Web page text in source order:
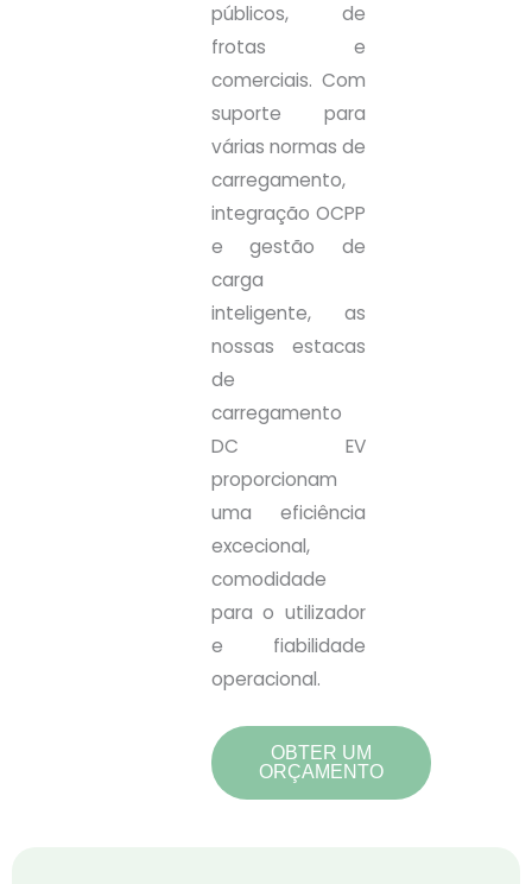
públicos, de
frotas e
comerciais. Com
suporte para
várias normas de
carregamento,
integração OCPP
e gestão de
carga
inteligente, as
nossas estacas
de
carregamento
DC EV
proporcionam
uma eficiência
excecional,
comodidade
para o utilizador
e fiabilidade
operacional.
OBTER UM
ORÇAMENTO